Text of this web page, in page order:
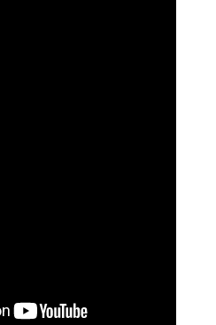
Participate in 32nd